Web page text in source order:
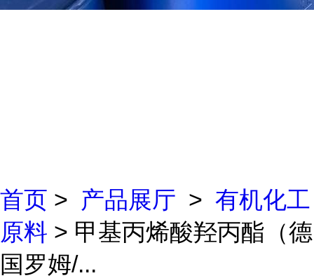
首页 > 产品展厅 > 有机化工
原料 > 甲基丙烯酸羟丙酯（德
国罗姆/...